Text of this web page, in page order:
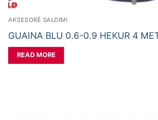
AKSESORË SALDIMI
GUAINA BLU 0.6-0.9 HEKUR 4
READ MORE